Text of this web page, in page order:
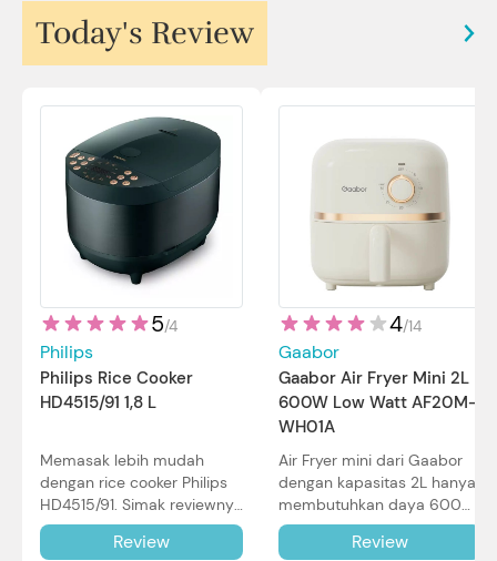
Today's Review
5/4
Philips
Philips Rice Cooker
HD4515/91 1,8 L
Memasak lebih mudah
dengan rice cooker Philips
HD4515/91. Simak reviewnya
di sini.
Review
4/14
Gaabor
Gaabor Air Fryer Mini 2L
600W Low Watt AF20M-
WH01A
Air Fryer mini dari Gaabor
dengan kapasitas 2L hanya
membutuhkan daya 600W
dalam pemakaian. Simak
review selengkapnya di sini.
Review